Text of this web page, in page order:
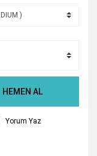
HEMEN AL
Yorum Yaz